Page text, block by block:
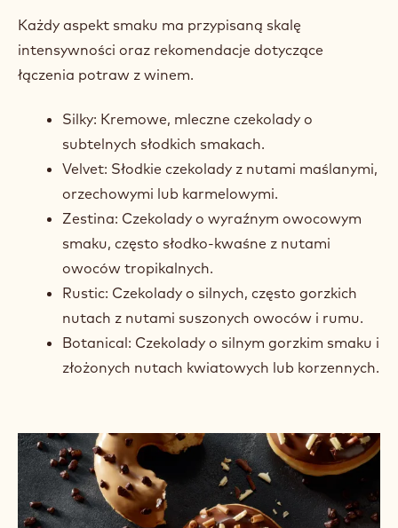
Każdy aspekt smaku ma przypisaną skalę
intensywności oraz rekomendacje dotyczące
łączenia potraw z winem.
Silky: Kremowe, mleczne czekolady o
subtelnych słodkich smakach.
Velvet: Słodkie czekolady z nutami maślanymi,
orzechowymi lub karmelowymi.
Zestina: Czekolady o wyraźnym owocowym
smaku, często słodko-kwaśne z nutami
owoców tropikalnych.
Rustic: Czekolady o silnych, często gorzkich
nutach z nutami suszonych owoców i rumu.
Botanical: Czekolady o silnym gorzkim smaku i
złożonych nutach kwiatowych lub korzennych.